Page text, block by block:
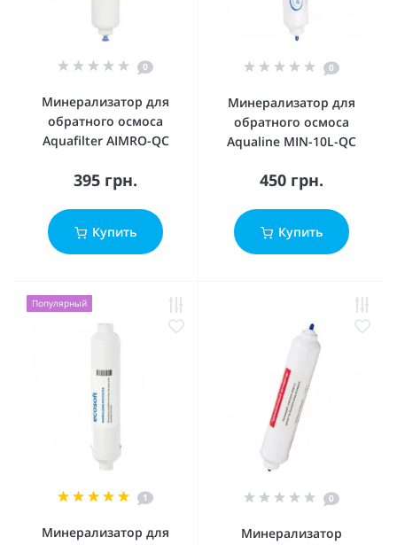
0
Минерализатор для
обратного осмоса
Aquafilter AIMRO-QC
395 грн.
Купить
0
Минерализатор для
обратного осмоса
Aqualine МIN-10L-QC
450 грн.
Купить
Популярный
1
Минерализатор для
0
Минерализатор